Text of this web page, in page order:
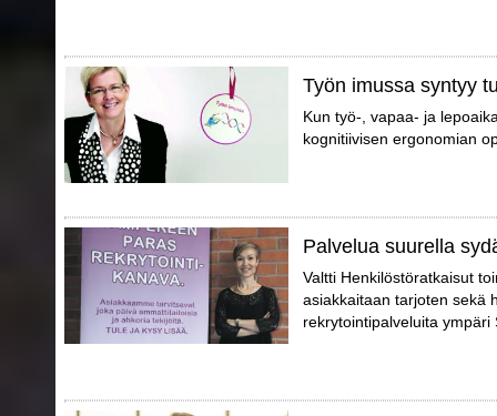
Työn imussa syntyy
Kun työ-, vapaa- ja
kognitiivisen ergonomian
Palvelua suurella
Valtti Henkilöstöratkaisut
asiakkaitaan tarjoten sekä
rekrytointipalveluita ympäri